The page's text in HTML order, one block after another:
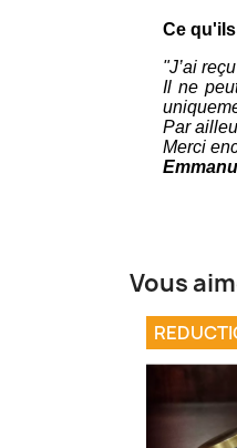
Ce
"J’ai
Il ne
Par
Merci
Vous